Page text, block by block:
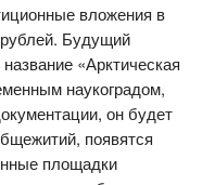
вложения в
Будущий
«Арктическая
наукоградом,
он будет
появятся
площадки